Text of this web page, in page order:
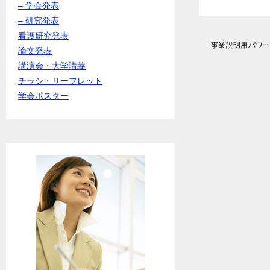
投事業説明用パワ
– 学会発表
– 研究発表
看護研究発表
論文発表
講演会・大学講義
チラシ・リーフレット
学会ポスター